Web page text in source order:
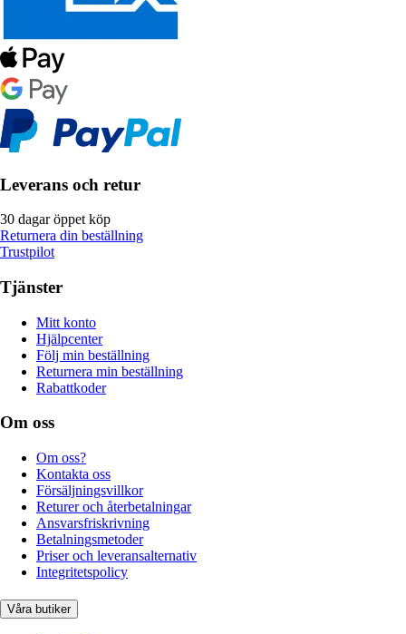
Leverans och retur
30 dagar öppet köp
Returnera din beställning
Trustpilot
Tjänster
Mitt konto
Hjälpcenter
Följ min beställning
Returnera min beställning
Rabattkoder
Om oss
Om oss?
Kontakta oss
Försäljningsvillkor
Returer och återbetalningar
Ansvarsfriskrivning
Betalningsmetoder
Priser och leveransalternativ
Integritetspolicy
Våra butiker